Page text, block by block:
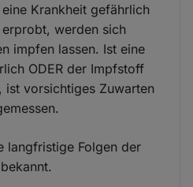
Krankheit gefährlich
werden sich
impfen lassen. Ist eine
ODER der Impfstoff
vorsichtiges Zuwarten
langfristige Folgen der